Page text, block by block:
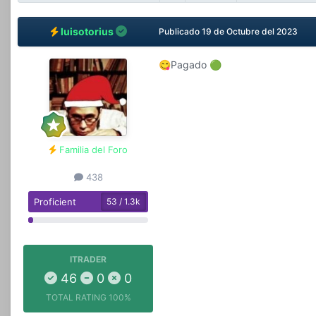
luisotorius
Familia del Foro
438
Proficient 53 / 1.3k
ITRADER
46 0 0
TOTAL RATING 100%
Publicado 19 de Octubre del 2023
😋Pagado 🟢